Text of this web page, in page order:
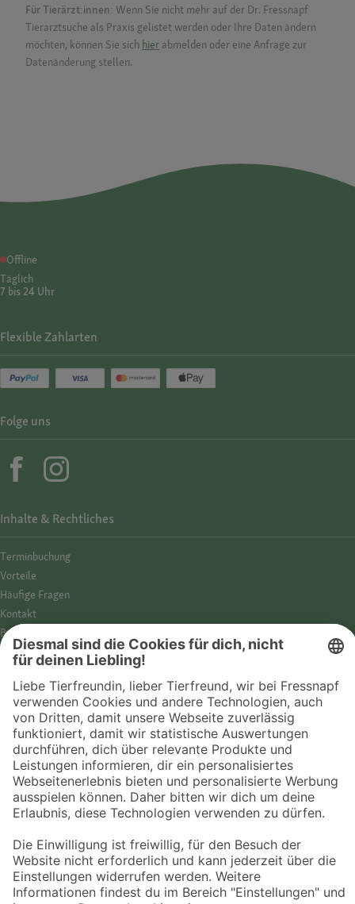
Für Tierärzt:innen: Wenn Sie nicht mehr auf der Dr. Fressnapf
Tierarztsuche als Praxis gelistet werden oder Ihre Daten ändern
möchten, können Sie sich hier abmelden oder eine Anfrage zur
Datenänderung stellen.
Offline
Täglich
7 bis 24 Uhr
© 2026 Fressnapf Tiernahrungs GmbH
Westpreußenstraße 32-38
Inhalte & Rechtliches
Termin­buchung
Vorteile
Häufige Fragen
Kontakt
Barrierefreiheit
Impressum
Datenschutz­hinweise
Cookies
AGB
Entdecke Fressnapf
Tierversicherung
GPS-Tracker
Fressnapf Salon
Online-Shop
Flexible Zahlarten
Folge uns